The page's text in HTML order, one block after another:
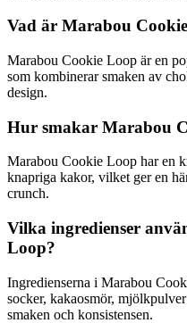
Vad är Marabou
Marabou Cookie Loop är en
som kombinerar smaken av
design.
Hur smakar Marabou
Marabou Cookie Loop har en
knapriga kakor, vilket ger en
crunch.
Vilka ingredienser
Loop?
Ingredienserna i Marabou
socker, kakaosmör,
smaken och konsistensen.